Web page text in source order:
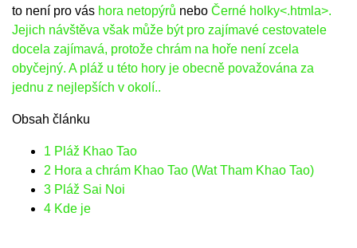
to není pro vás hora netopýrů nebo Černé holky<.htmla>.
Jejich návštěva však může být pro zajímavé cestovatele
docela zajímavá, protože chrám na hoře není zcela
obyčejný. A pláž u této hory je obecně považována za
jednu z nejlepších v okolí..
Obsah článku
1 Pláž Khao Tao
2 Hora a chrám Khao Tao (Wat Tham Khao Tao)
3 Pláž Sai Noi
4 Kde je